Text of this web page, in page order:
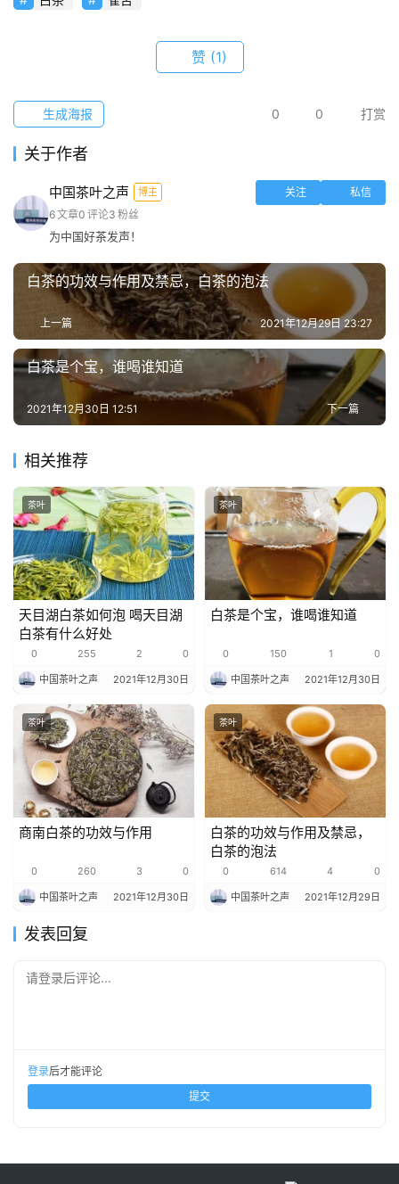
赞 (1)
0 0 打赏
生成海报
关于作者
中国茶叶之声 博主 关注
私信
6文章0 评论3 粉丝
为中国好茶发声！
白茶的功效与作用及禁忌，白茶的泡法
上一篇 2021年12月29日 23:27
白茶是个宝，谁喝谁知道
下一篇
2021年12月30日 12:51
相关推荐
茶叶
天目湖白茶如何泡 喝天目湖
白茶有什么好处
0 255 2 0
中国茶叶之声 2021年12月30日
茶叶
白茶是个宝，谁喝谁知道
0 150 1 0
中国茶叶之声 2021年12月30日
茶叶
商南白茶的功效与作用
0 260 3 0
中国茶叶之声 2021年12月30日
茶叶
白茶的功效与作用及禁忌，
白茶的泡法
0 614 4 0
中国茶叶之声 2021年12月29日
发表回复
请登录后评论...
登录后才能评论
提交